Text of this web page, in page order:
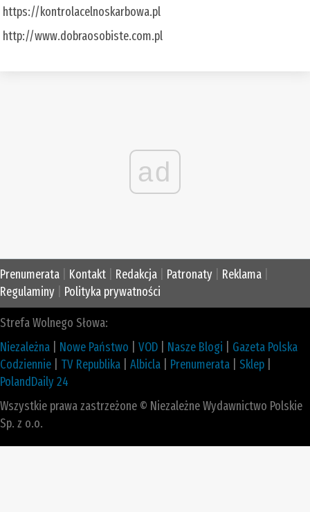
https://kontrolacelnoskarbowa.pl
http://www.dobraosobiste.com.pl
ad
Prenumerata Kontakt Redakcja Patronaty Reklama
Regulaminy
Polityka prywatności
Strefa Wolnego Słowa:
Niezależna
Nowe Państwo VOD Nasze Blogi
Gazeta Polska
Codziennie
TV Republika Albicla Prenumerata Sklep
PolandDaily 24
Wszystkie prawa zastrzeżone © Niezależne Wydawnictwo Polskie
Sp. z o.o.